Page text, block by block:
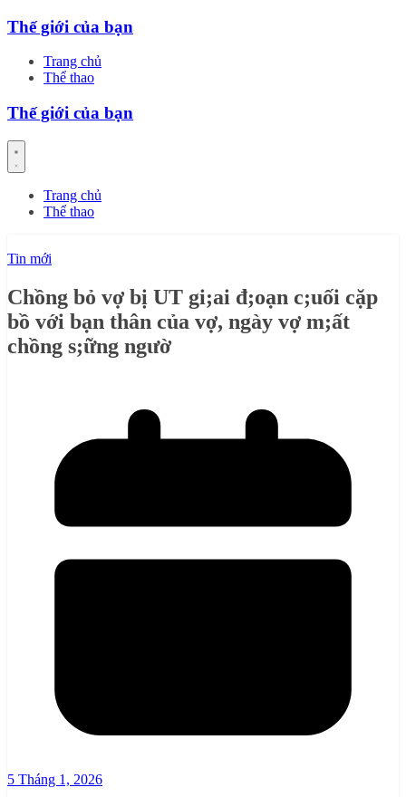
Skip
content
Thế giới của bạn
Trang chủ
Thể thao
Thế giới của bạn
Trang chủ
Thể thao
Tin mới
Chồng bỏ vợ bị UT gi;ai đ;oạn c;uối cặp
bồ với bạn thân của vợ, ngày vợ m;ất
chồng s;ững ngườ
5 Tháng 1, 2026